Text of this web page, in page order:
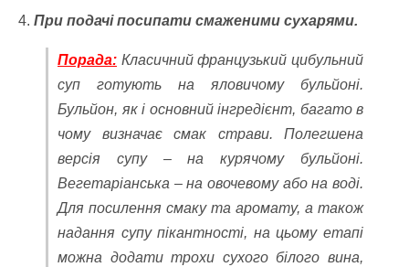
4. При подачі посипати смаженими сухарями.
Порада: Класичний французький цибульний
суп готують на яловичому бульйоні.
Бульйон, як і основний інгредієнт, багато в
чому визначає смак страви. Полегшена
версія супу – на курячому бульйоні.
Вегетаріанська – на овочевому або на воді.
Для посилення смаку та аромату, а також
надання супу пікантності, на цьому етапі
можна додати трохи сухого білого вина,